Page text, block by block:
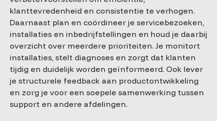
klanttevredenheid en consistentie te verhogen.
Daarnaast plan en coördineer je servicebezoeken,
installaties en inbedrijfstellingen en houd je daarbij
overzicht over meerdere prioriteiten. Je monitort
installaties, stelt diagnoses en zorgt dat klanten
tijdig en duidelijk worden geïnformeerd. Ook lever
je structurele feedback aan productontwikkeling
en zorg je voor een soepele samenwerking tussen
support en andere afdelingen.